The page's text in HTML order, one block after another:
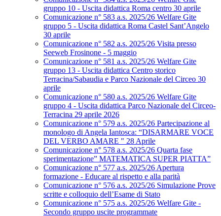
gruppo 10 - Uscita didattica Roma centro 30 aprile
Comunicazione n° 583 a.s. 2025/26 Welfare Gite
gruppo 5 - Uscita didattica Roma Castel Sant’Angelo
30 aprile
Comunicazione n° 582 a.s. 2025/26 Visita presso
Seeweb Frosinone - 5 maggio
Comunicazione n° 581 a.s. 2025/26 Welfare Gite
gruppo 13 - Uscita didattica Centro storico
Terracina/Sabaudia e Parco Nazionale del Circeo 30
aprile
Comunicazione n° 580 a.s. 2025/26 Welfare Gite
gruppo 4 - Uscita didattica Parco Nazionale del Circeo-
Terracina 29 aprile 2026
Comunicazione n° 579 a.s. 2025/26 Partecipazione al
monologo di Angela Iantosca: “DISARMARE VOCE
DEL VERBO AMARE " 28 Aprile
Comunicazione n° 578 a.s. 2025/26 Quarta fase
sperimentazione” MATEMATICA SUPER PIATTA”
Comunicazione n° 577 a.s. 2025/26 Apertura
formazione - Educare al rispetto e alla parità
Comunicazione n° 576 a.s. 2025/26 Simulazione Prove
scritte e colloquio dell’Esame di Stato
Comunicazione n° 575 a.s. 2025/26 Welfare Gite -
Secondo gruppo uscite programmate